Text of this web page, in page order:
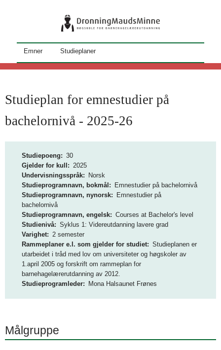
S
t
d
e
k
a
a
o
g
D
M
M
Emner Studieplaner
Studieplan for emnestudier på
bachelornivå - 2025-26
Studiepoeng
30
Gjelder for kull
2025
Undervisningsspråk
Norsk
Studieprogramnavn, bokmål
Emnestudier på bachelornivå
Studieprogramnavn, nynorsk
Emnestudier på
bachelornivå
Studieprogramnavn, engelsk
Courses at Bachelor's level
Studienivå
Syklus 1: Videreutdanning lavere grad
Varighet
2 semester
Rammeplaner e.l. som gjelder for studiet
Studieplanen er
utarbeidet i tråd med lov om universiteter og høgskoler av
1.april 2005 og forskrift om rammeplan for
barnehagelærerutdanning av 2012.
Studieprogramleder
Mona Halsaunet Frønes
Målgruppe